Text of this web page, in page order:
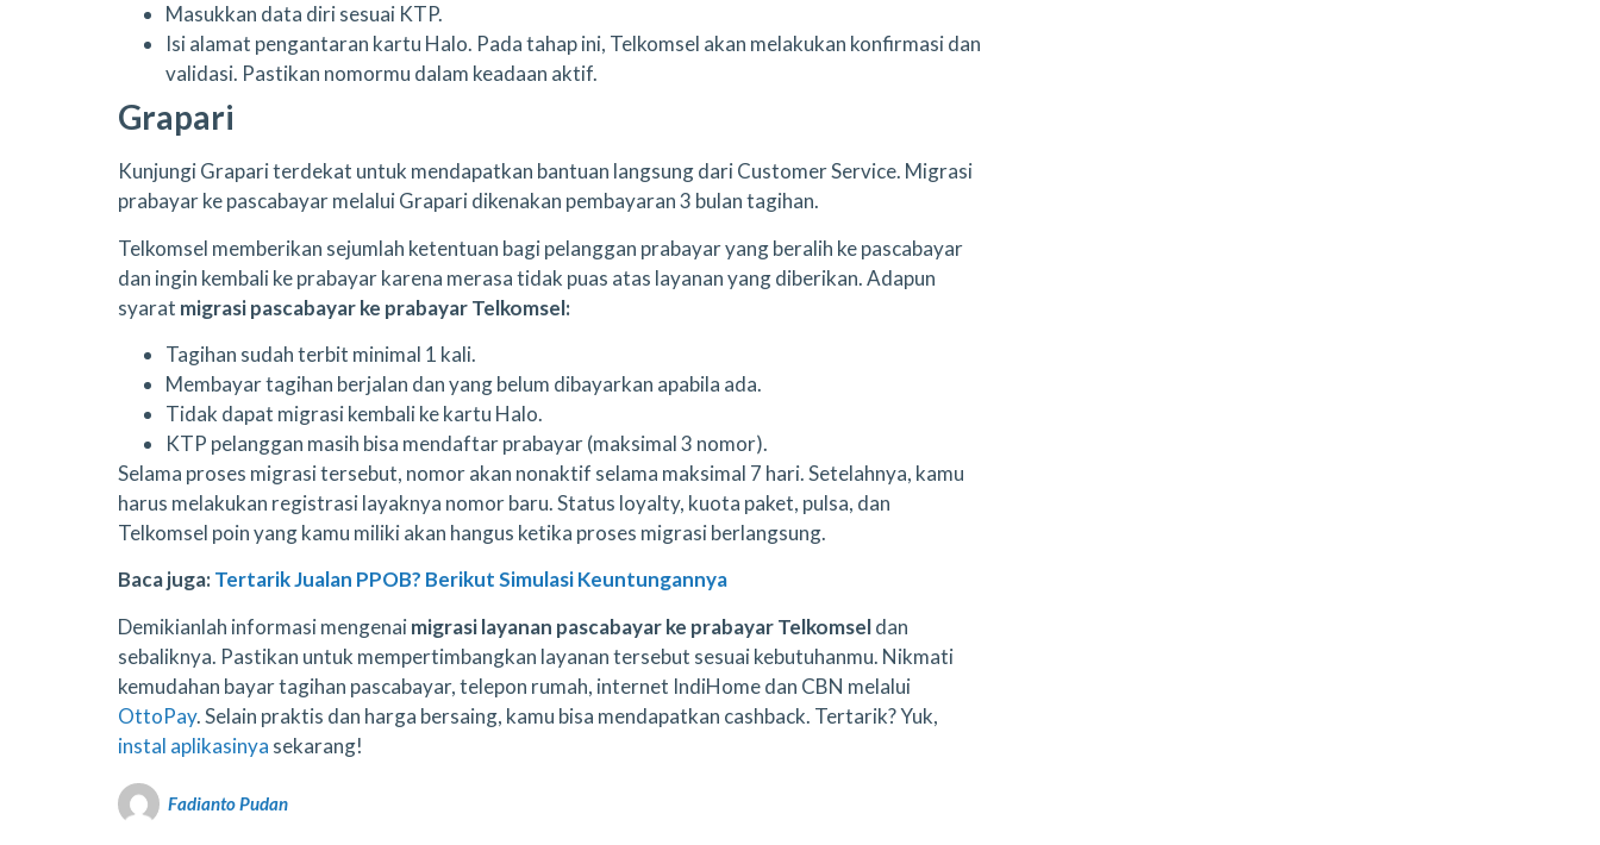
Masukkan data diri sesuai KTP.
Isi alamat pengantaran kartu Halo. Pada tahap ini, Telkomsel akan melakukan konfirmasi dan
validasi. Pastikan nomormu dalam keadaan aktif.
Grapari
Kunjungi Grapari terdekat untuk mendapatkan bantuan langsung dari Customer Service. Migrasi
prabayar ke pascabayar melalui Grapari dikenakan pembayaran 3 bulan tagihan.
Telkomsel memberikan sejumlah ketentuan bagi pelanggan prabayar yang beralih ke pascabayar
dan ingin kembali ke prabayar karena merasa tidak puas atas layanan yang diberikan. Adapun
syarat migrasi pascabayar ke prabayar Telkomsel:
Tagihan sudah terbit minimal 1 kali.
Membayar tagihan berjalan dan yang belum dibayarkan apabila ada.
Tidak dapat migrasi kembali ke kartu Halo.
KTP pelanggan masih bisa mendaftar prabayar (maksimal 3 nomor).
Selama proses migrasi tersebut, nomor akan nonaktif selama maksimal 7 hari. Setelahnya, kamu
harus melakukan registrasi layaknya nomor baru. Status loyalty, kuota paket, pulsa, dan
Telkomsel poin yang kamu miliki akan hangus ketika proses migrasi berlangsung.
Baca juga:Tertarik Jualan PPOB? Berikut Simulasi Keuntungannya
Demikianlah informasi mengenaimigrasi layanan pascabayar ke prabayar Telkomseldan
sebaliknya. Pastikan untuk mempertimbangkan layanan tersebut sesuai kebutuhanmu. Nikmati
kemudahan bayar tagihan pascabayar, telepon rumah, internet IndiHome dan CBN melalui
OttoPay. Selain praktis dan harga bersaing, kamu bisa mendapatkan cashback. Tertarik? Yuk,
instal aplikasinya sekarang!
Fadianto Pudan